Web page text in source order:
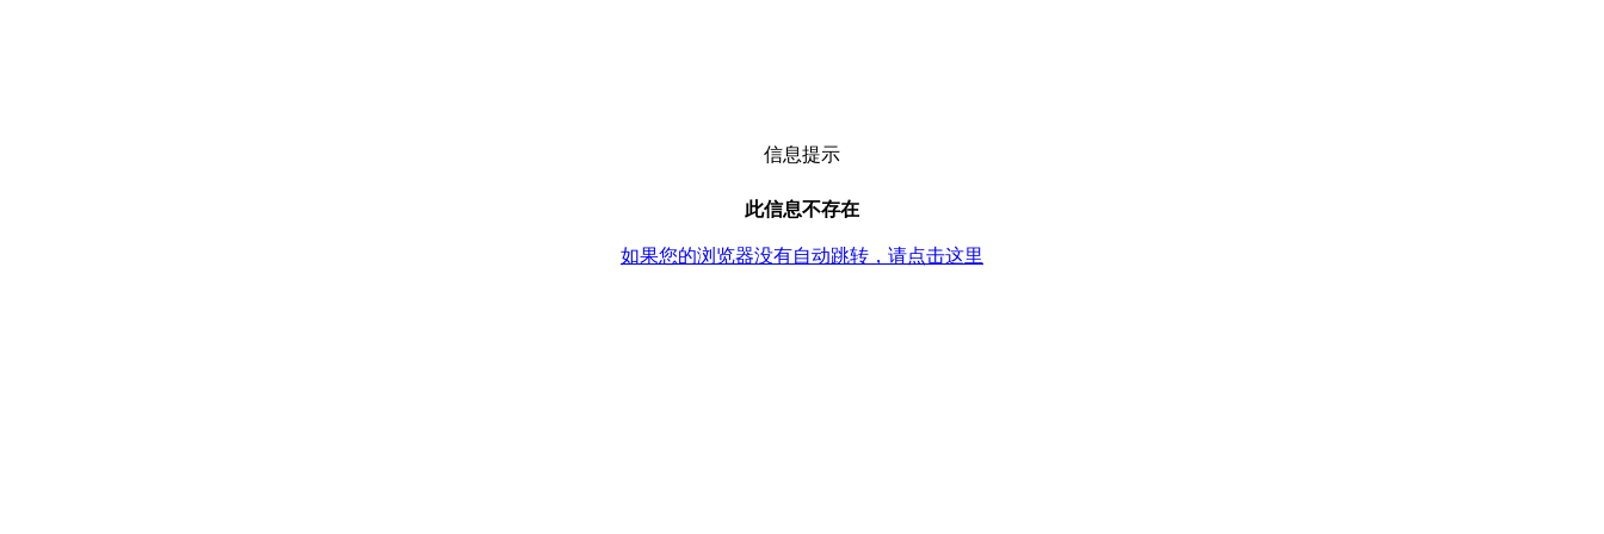
信息提示
此信息不存在
如果您的浏览器没有自动跳转，请点击这里